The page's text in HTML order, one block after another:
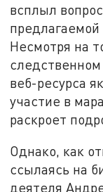
всплыл
Несмотря на
веб-ресурса
участие в
раскроет
Однако, как
ссылаясь на
деятеля